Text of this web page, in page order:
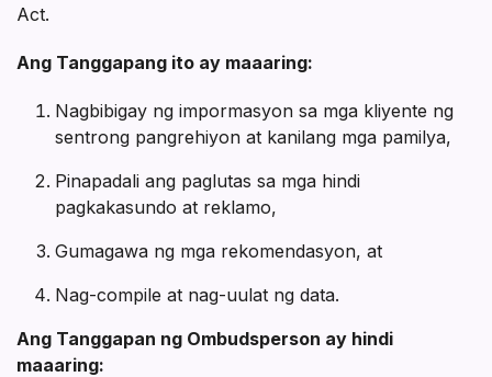
Act.
Ang Tanggapang ito ay maaaring:
Nagbibigay ng impormasyon sa mga kliyente ng
sentrong pangrehiyon at kanilang mga pamilya,
Pinapadali ang paglutas sa mga hindi
pagkakasundo at reklamo,
Gumagawa ng mga rekomendasyon, at
Nag-compile at nag-uulat ng data.
Ang Tanggapan ng Ombudsperson ay hindi
maaaring: